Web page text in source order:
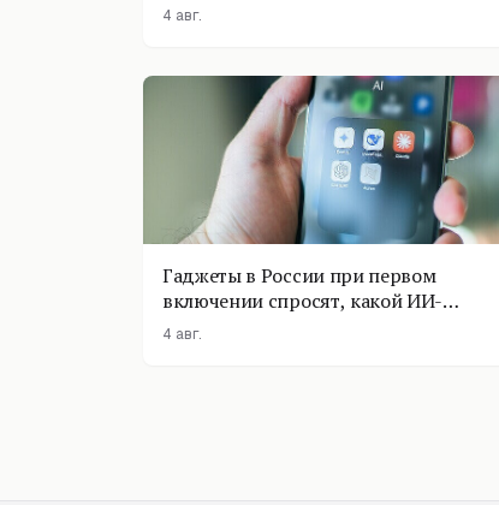
4 авг.
Гаджеты в России при первом
включении спросят, какой ИИ-
помощник поставить
4 авг.